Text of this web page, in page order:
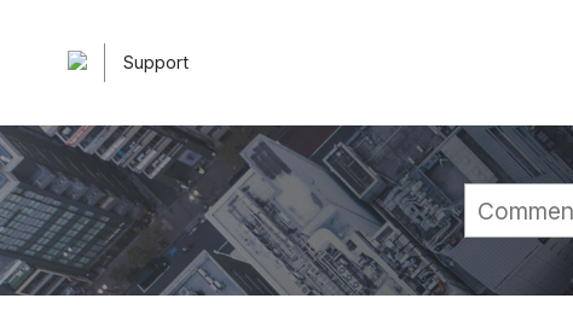
Support